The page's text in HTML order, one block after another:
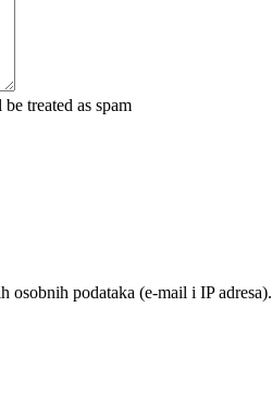
treated as spam
osobnih podataka (e-mail i IP adresa).